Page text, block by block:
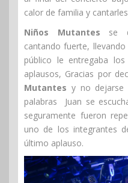
calor de familia y
Niños Mutantes se
cantando fuerte,
público le entregaba
aplausos, Gracias por
Mutantes y no dejarse
palabras Juan se
seguramente fueron
uno de los integrantes
último aplauso.